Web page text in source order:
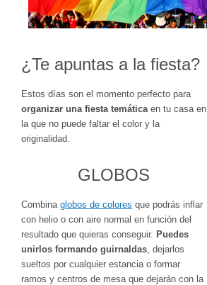
¿Te apuntas a la fiesta?
Estos días son el momento perfecto para
organizar una fiesta temática en tu casa en
la que no puede faltar el color y la
originalidad.
GLOBOS
Combina globos de colores que podrás inflar
con helio o con aire normal en función del
resultado que quieras conseguir. Puedes
unirlos formando guirnaldas , dejarlos
sueltos por cualquier estancia o formar
ramos y centros de mesa que dejarán con la